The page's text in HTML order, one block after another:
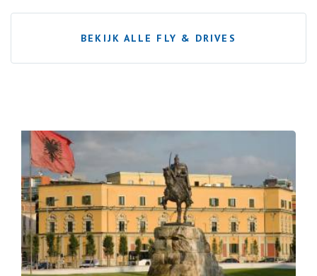
BEKIJK ALLE FLY & DRIVES